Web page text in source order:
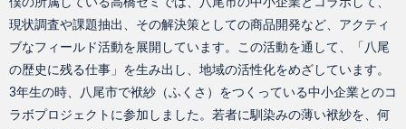
現状調査や課題抽出、その解決策としての商品開発など、アクティ
ブなフィールド活動を展開しています。この活動を通して、「八尾
の歴史に残る仕事」を生み出し、地域の活性化をめざしています。
3年生の時、八尾市で袱紗（ふくさ）をつくっている中小企業とのコ
ラボプロジェクトに参加しました。若者に馴染みの薄い袱紗を、何